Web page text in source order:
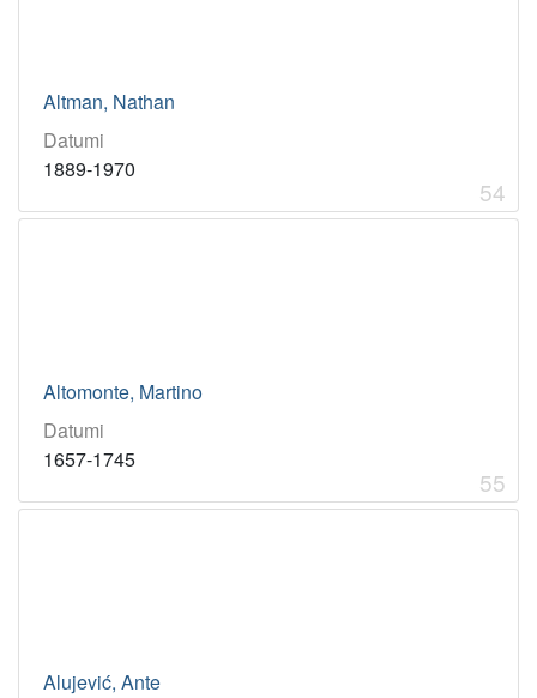
Altman, Nathan
Datumi
1889-1970
54
Altomonte, Martino
Datumi
1657-1745
55
Alujević, Ante